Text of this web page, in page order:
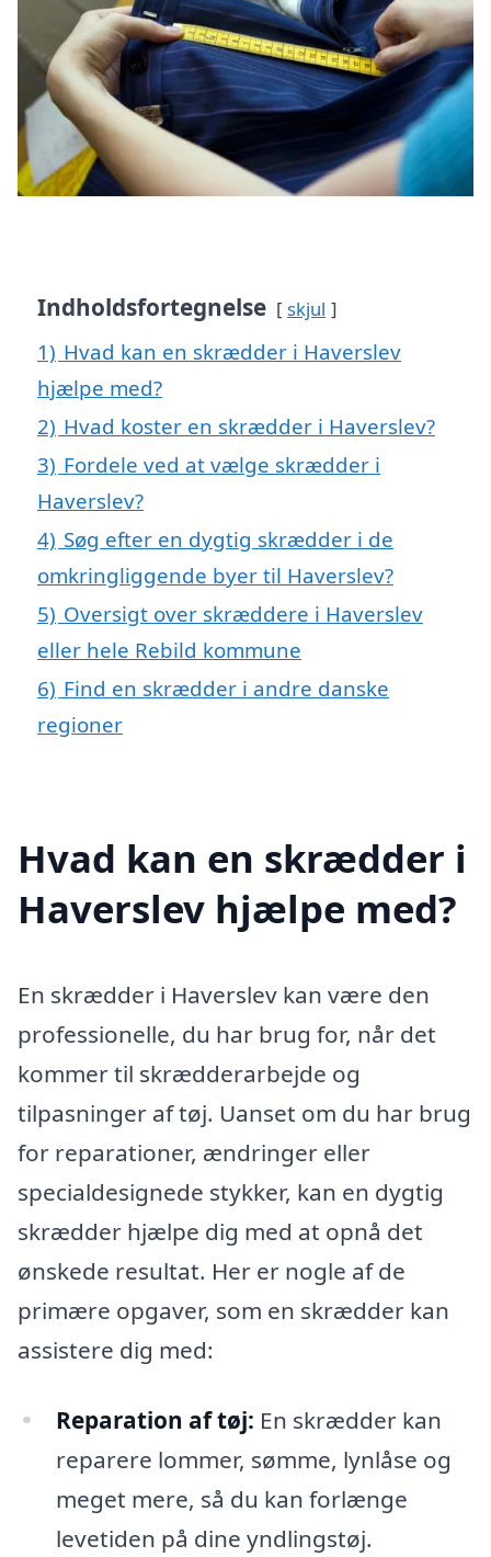
Indholdsfortegnelse skjul
1) Hvad kan en skrædder i Haverslev
hjælpe med?
2) Hvad koster en skrædder i Haverslev?
3) Fordele ved at vælge skrædder i
Haverslev?
4) Søg efter en dygtig skrædder i de
omkringliggende byer til Haverslev?
5) Oversigt over skræddere i Haverslev
eller hele Rebild kommune
6) Find en skrædder i andre danske
regioner
Hvad kan en skrædder i
Haverslev hjælpe med?
En skrædder i Haverslev kan være den
professionelle, du har brug for, når det
kommer til skrædderarbejde og
tilpasninger af tøj. Uanset om du har brug
for reparationer, ændringer eller
specialdesignede stykker, kan en dygtig
skrædder hjælpe dig med at opnå det
ønskede resultat. Her er nogle af de
primære opgaver, som en skrædder kan
assistere dig med:
Reparation af tøj: En skrædder kan
reparere lommer, sømme, lynlåse og
meget mere, så du kan forlænge
levetiden på dine yndlingstøj.